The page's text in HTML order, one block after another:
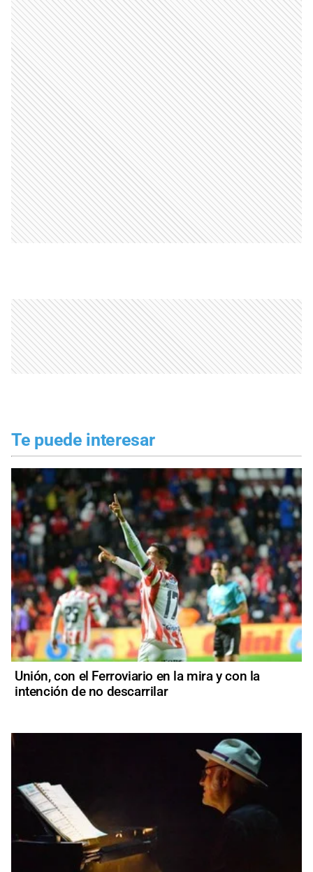
Te puede interesar
Unión, con el Ferroviario en la mira y con la
intención de no descarrilar